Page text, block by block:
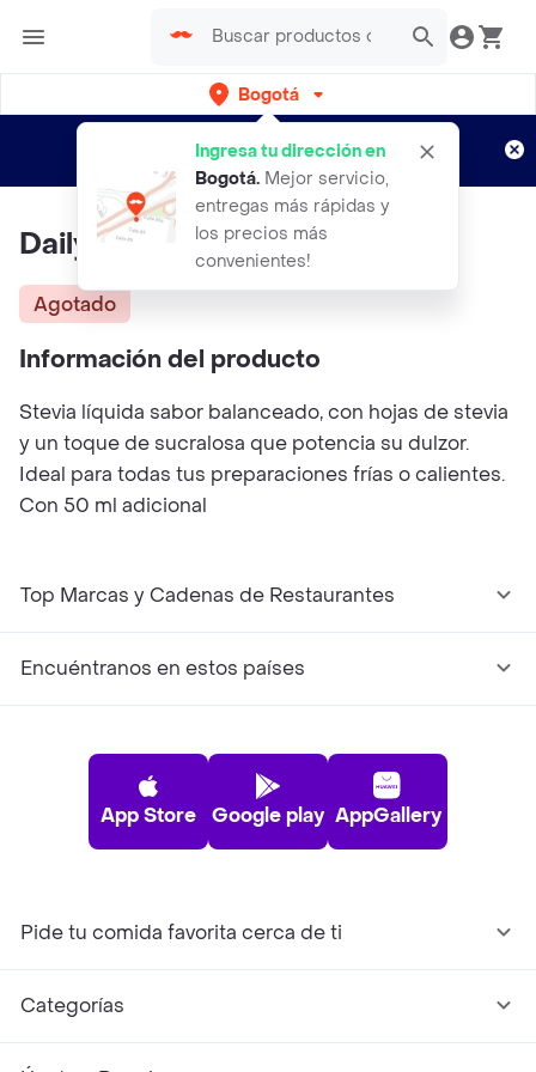
Bogotá
Ingresa tu dirección en
Bogotá. Mejor servicio,
entregas más rápidas y
los precios más
convenientes!
envíos gratis por semanas
Aplican TyC
Daily Endulzante D´Stevia
Agotado
Información del producto
Stevia líquida sabor balanceado, con hojas de stevia
y un toque de sucralosa que potencia su dulzor.
Ideal para todas tus preparaciones frías o calientes.
Con 50 ml adicional
Top Marcas y Cadenas de Restaurantes
Encuéntranos en estos países
App Store Google play AppGallery
Pide tu comida favorita cerca de ti
Categorías